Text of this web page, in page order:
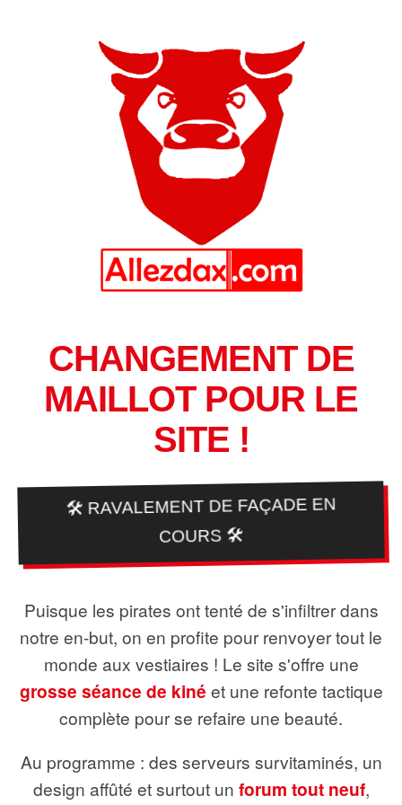
CHANGEMENT DE
MAILLOT POUR LE
SITE !
🛠️ RAVALEMENT DE FAÇADE EN
COURS 🛠️
Puisque les pirates ont tenté de s'infiltrer dans
notre en-but, on en profite pour renvoyer tout le
monde aux vestiaires ! Le site s'offre une
grosse séance de kiné et une refonte tactique
complète pour se refaire une beauté.
Au programme : des serveurs survitaminés, un
design affûté et surtout un forum tout neuf,